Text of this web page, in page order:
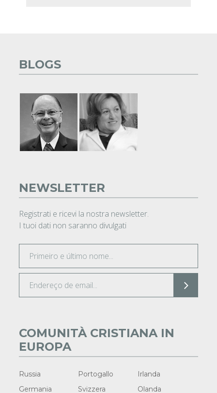
BLOGS
NEWSLETTER
Registrati e ricevi la nostra newsletter.
I tuoi dati non saranno divulgati
COMUNITÀ CRISTIANA IN
EUROPA
Russia Portogallo
Irlanda
Germania
Svizzera Olanda